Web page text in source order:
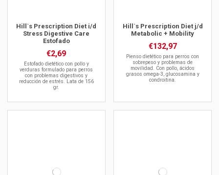
Hill`s Prescription Diet i/d
Stress Digestive Care
Estofado
€2,69
Estofado dietético con pollo y
verduras formulado para perros
con problemas digestivos y
reducción de estrés. Lata de 156
gr.
Hill`s Prescription Diet j/d
Metabolic + Mobility
€132,97
Pienso dietético para perros con
sobrepeso y problemas de
movilidad. Con pollo, ácidos
grasos omega-3, glucosamina y
condroitina.